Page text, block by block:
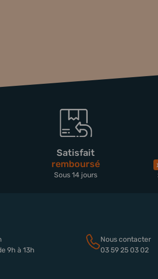
Satisfait
remboursé
Sous 14 jours
9h à 13h
Nous contacter
03 59 25 03 02